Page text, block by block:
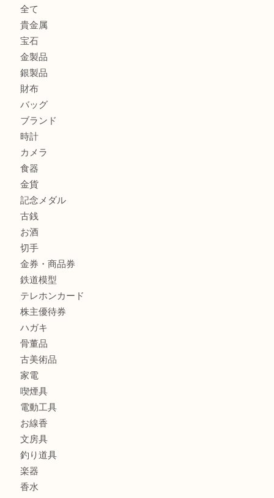
レターパック
全て
貴金属
宝石
金製品
銀製品
財布
バッグ
ブランド
時計
カメラ
食器
金貨
記念メダル
古銭
お酒
切手
金券・商品券